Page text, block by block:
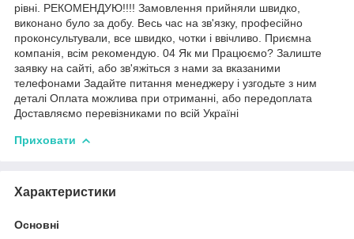
рівні. РЕКОМЕНДУЮ!!!! Замовлення прийняли швидко,
виконано було за добу. Весь час на зв'язку, професійно
проконсультували, все швидко, чотки і ввічливо. Приємна
компанія, всім рекомендую. 04 Як ми Працюємо? Залиште
заявку на сайті, або зв'яжіться з нами за вказаними
телефонами Задайте питання менеджеру і узгодьте з ним
деталі Оплата можлива при отриманні, або передоплата
Доставляємо перевізниками по всій Україні
Приховати
Характеристики
Основні